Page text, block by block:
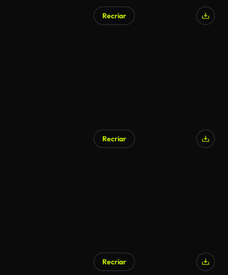
Recriar
Recriar
Recriar